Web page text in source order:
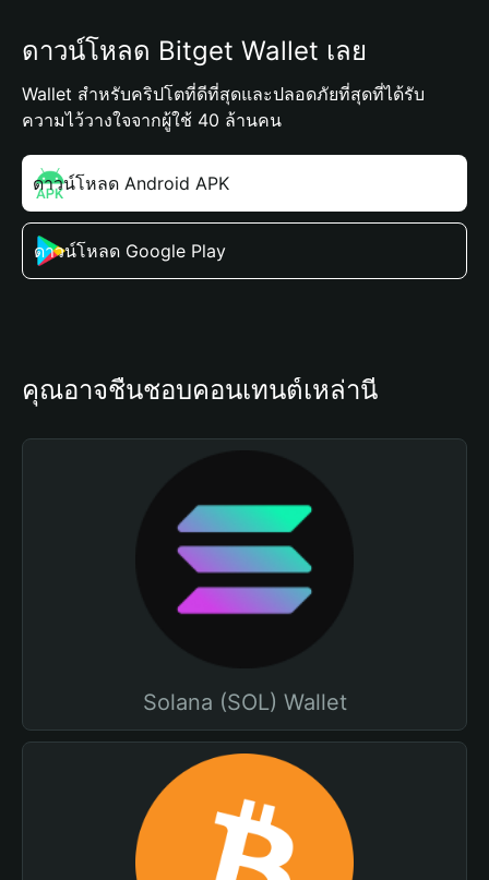
ดาวน์โหลด Bitget Wallet เลย
Wallet สำหรับคริปโตที่ดีที่สุดและปลอดภัยที่สุดที่ได้รับ
ความไว้วางใจจากผู้ใช้ 40 ล้านคน
ดาวน์โหลด Android APK
ดาวน์โหลด Google Play
คุณอาจชื่นชอบคอนเทนต์เหล่านี้
Solana (SOL) Wallet